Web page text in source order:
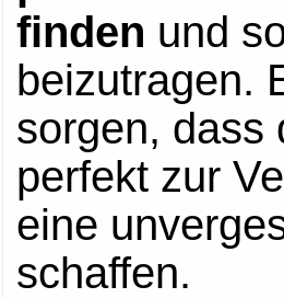
finden und
beizutragen.
sorgen, dass
perfekt zur
eine
schaffen.